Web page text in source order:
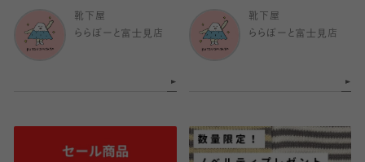
靴下屋
ららぽーと富士見店
靴下屋
ららぽーと富士見店